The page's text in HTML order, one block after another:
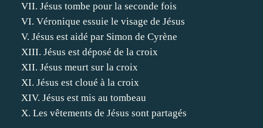
VII. Jésus tombe pour la seconde fois
VI. Véronique essuie le visage de Jésus
V. Jésus est aidé par Simon de Cyrène
XIII. Jésus est déposé de la croix
XII. Jésus meurt sur la croix
XI. Jésus est cloué à la croix
XIV. Jésus est mis au tombeau
X. Les vêtements de Jésus sont partagés